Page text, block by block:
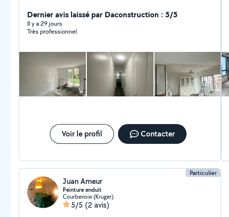
Dernier avis laissé par Daconstruction : 5/5
Il y a 29 jours
Très professionnel
Voir le profil Contacter
Particulier
Juan Ameur
Peinture enduit
Courbevoie (Kruger)
5/5 (2 avis)